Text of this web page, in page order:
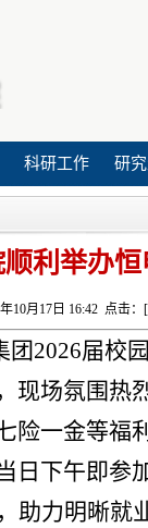
科研工作 研
顺利举办
10月17日 16:42 点击：[
2026届校
现场氛围热
险一金等福
日下午即参
助力明晰就